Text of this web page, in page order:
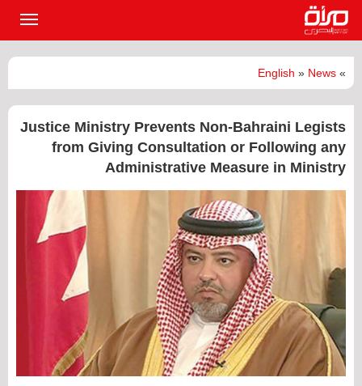
»
English » News
Justice Ministry Prevents Non-Bahraini Legists
from Giving Consultation or Following any
Administrative Measure in Ministry